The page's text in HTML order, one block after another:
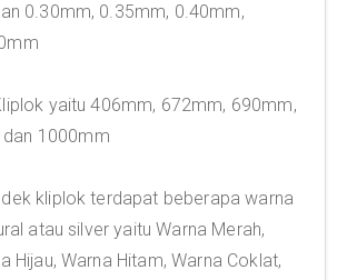
0.30mm, 0.35mm, 0.40mm,
yaitu 406mm, 672mm, 690mm,
1000mm
kliplok terdapat beberapa warna
atau silver yaitu Warna Merah,
Hijau, Warna Hitam, Warna Coklat,